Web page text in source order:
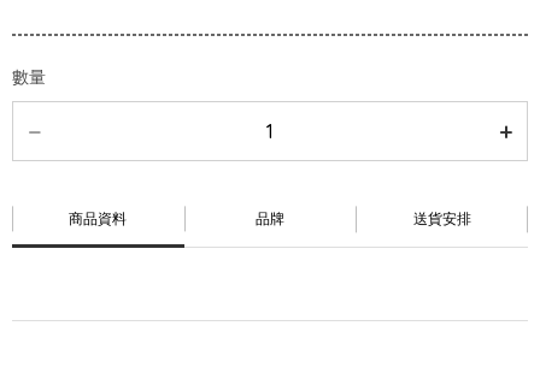
數量
商品資料 品牌 送貨安排